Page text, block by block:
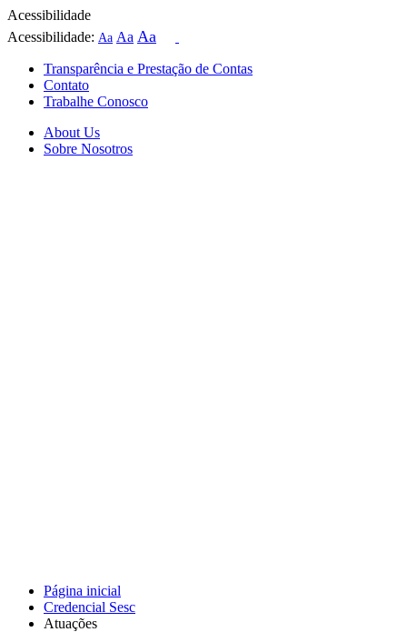
Acessibilidade
Acessibilidade: Aa Aa Aa
Transparência e Prestação de Contas
Contato
Trabalhe Conosco
About Us
Sobre Nosotros
Página inicial
Credencial Sesc
Atuações